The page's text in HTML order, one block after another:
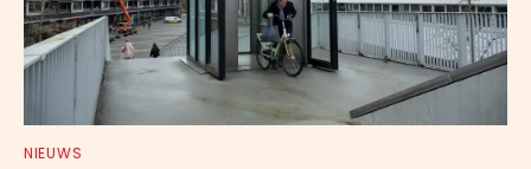
NIEUWS